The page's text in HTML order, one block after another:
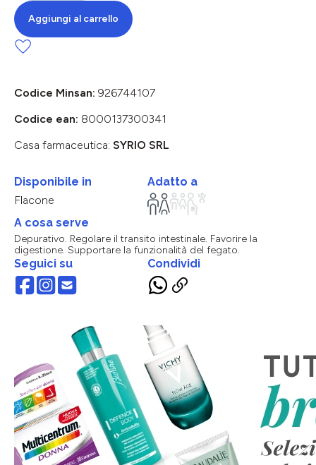
Aggiungi al carrello
Codice Minsan: 926744107
Codice ean: 8000137300341
Casa farmaceutica: SYRIO SRL
Disponibile in
Flacone
Adatto a
A cosa serve
Depurativo. Regolare il transito intestinale. Favorire la
digestione. Supportare la funzionalità del fegato.
Seguici su Condividi